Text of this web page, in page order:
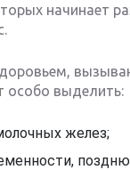
начинает
особо выделить:
желез;